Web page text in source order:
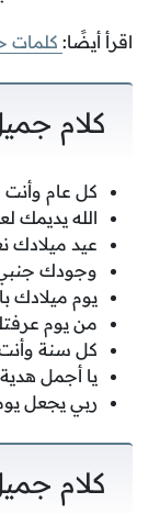
اقرأ أيضًا: كلمات
كلام
كل عام
الله يديمك
عيد ميلادك
وجودك جنبي
يوم ميلادك
من يوم
كل سنة
يا أجمل
ربي يجعل
كلام